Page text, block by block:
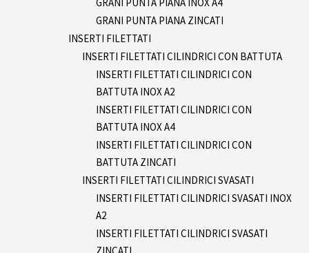
GRANI PUNTA PIANA ZINCATI
INSERTI FILETTATI
INSERTI FILETTATI CILINDRICI CON BATTUTA
INSERTI FILETTATI CILINDRICI CON
BATTUTA INOX A2
INSERTI FILETTATI CILINDRICI CON
BATTUTA INOX A4
INSERTI FILETTATI CILINDRICI CON
BATTUTA ZINCATI
INSERTI FILETTATI CILINDRICI SVASATI
INSERTI FILETTATI CILINDRICI SVASATI INOX
A2
INSERTI FILETTATI CILINDRICI SVASATI